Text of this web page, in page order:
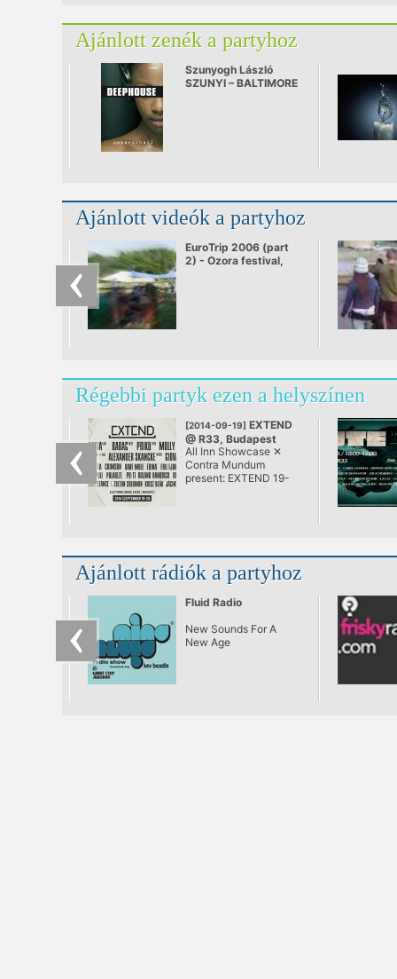
Ajánlott zenék a partyhoz
Szunyogh László
SZUNYI – BALTIMORE
Ajánlott videók a partyhoz
EuroTrip 2006 (part
2) - Ozora festival,
Régebbi partyk ezen a helyszínen
[2014-09-19] EXTEND
@ R33, Budapest
All Inn Showcase ✕
Contra Mundum
present: EXTEND 19-
Ajánlott rádiók a partyhoz
Fluid Radio
New Sounds For A
New Age